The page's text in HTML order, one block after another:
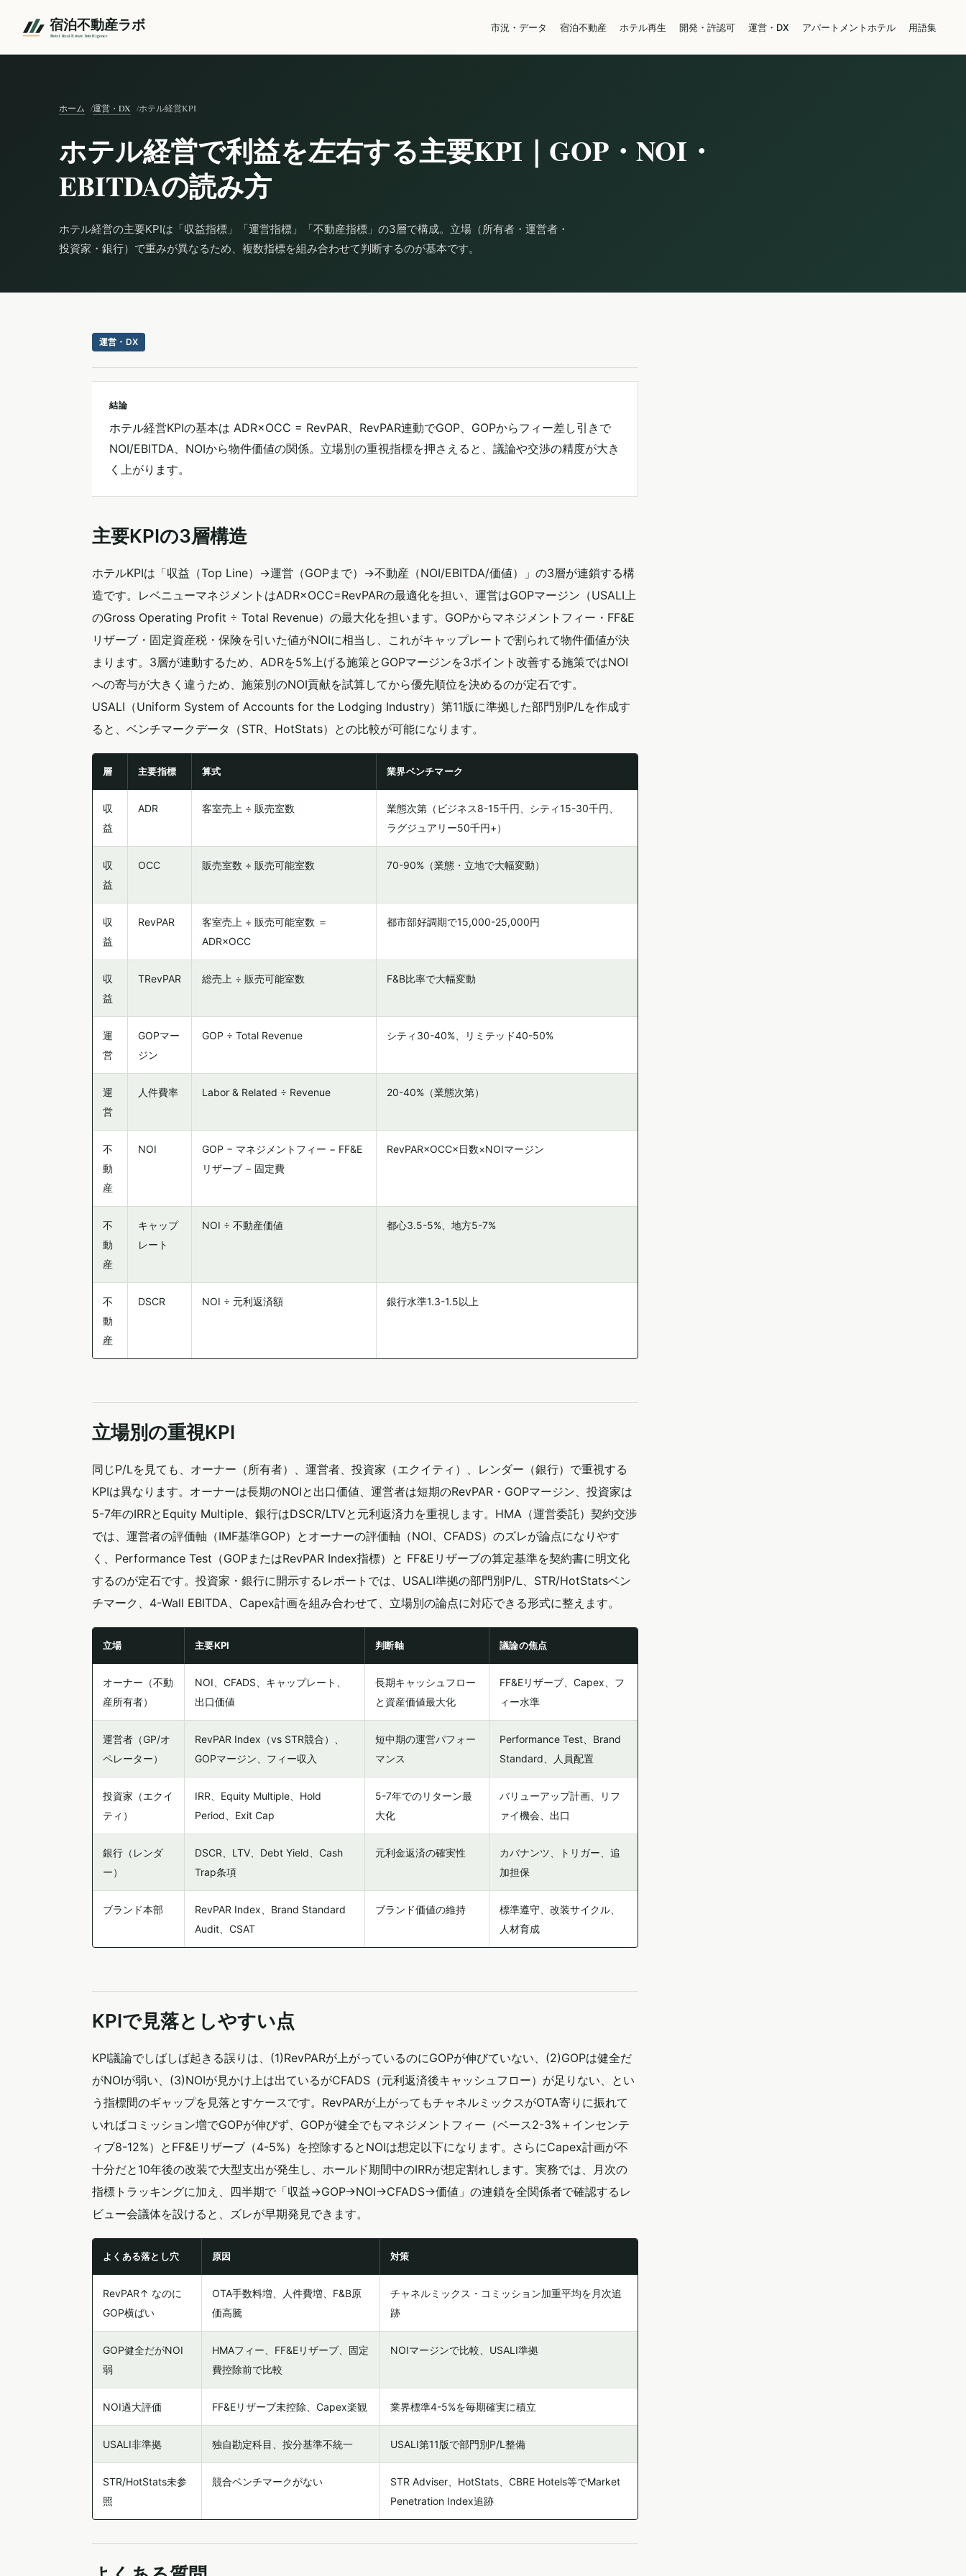
市況・データ 宿泊不動産 ホテル再生 開発・許認可 運営・DX アパートメントホテル 用語集
ホーム 運営・DX ホテル経営KPI
ホテル経営で利益を左右する主要KPI｜GOP・NOI・
EBITDAの読み方
ホテル経営の主要KPIは「収益指標」「運営指標」「不動産指標」の3層で構成。立場（所有者・運営者・
投資家・銀行）で重みが異なるため、複数指標を組み合わせて判断するのが基本です。
運営・DX
結論
ホテル経営KPIの基本は ADR×OCC = RevPAR、RevPAR連動でGOP、GOPからフィー差し引きで
NOI/EBITDA、NOIから物件価値の関係。立場別の重視指標を押さえると、議論や交渉の精度が大き
く上がります。
主要KPIの3層構造
ホテルKPIは「収益（Top Line）→運営（GOPまで）→不動産（NOI/EBITDA/価値）」の3層が連鎖する構
造です。レベニューマネジメントはADR×OCC=RevPARの最適化を担い、運営はGOPマージン（USALI上
のGross Operating Profit ÷ Total Revenue）の最大化を担います。GOPからマネジメントフィー・FF&E
リザーブ・固定資産税・保険を引いた値がNOIに相当し、これがキャップレートで割られて物件価値が決
まります。3層が連動するため、ADRを5%上げる施策とGOPマージンを3ポイント改善する施策ではNOI
への寄与が大きく違うため、施策別のNOI貢献を試算してから優先順位を決めるのが定石です。
USALI（Uniform System of Accounts for the Lodging Industry）第11版に準拠した部門別P/Lを作成す
ると、ベンチマークデータ（STR、HotStats）との比較が可能になります。
層 主要指標 算式 業界ベンチマーク
収
益
ADR 客室売上 ÷ 販売室数
業態次第（ビジネス8-15千円、シティ15-30千円、
ラグジュアリー50千円+）
収
益
OCC 販売室数 ÷ 販売可能室数 70-90%（業態・立地で大幅変動）
収
益
RevPAR
客室売上 ÷ 販売可能室数 ＝
ADR×OCC
都市部好調期で15,000-25,000円
収
益
TRevPAR 総売上 ÷ 販売可能室数 F&B比率で大幅変動
運
営
GOPマー
ジン
GOP ÷ Total Revenue シティ30-40%、リミテッド40-50%
運
営
人件費率 Labor & Related ÷ Revenue 20-40%（業態次第）
不
動
産
NOI
GOP − マネジメントフィー − FF&E
リザーブ − 固定費
RevPAR×OCC×日数×NOIマージン
不
動
産
キャップ
レート
NOI ÷ 不動産価値 都心3.5-5%、地方5-7%
不
動
産
DSCR NOI ÷ 元利返済額 銀行水準1.3-1.5以上
立場別の重視KPI
同じP/Lを見ても、オーナー（所有者）、運営者、投資家（エクイティ）、レンダー（銀行）で重視する
KPIは異なります。オーナーは長期のNOIと出口価値、運営者は短期のRevPAR・GOPマージン、投資家は
5-7年のIRRとEquity Multiple、銀行はDSCR/LTVと元利返済力を重視します。HMA（運営委託）契約交渉
では、運営者の評価軸（IMF基準GOP）とオーナーの評価軸（NOI、CFADS）のズレが論点になりやす
く、Performance Test（GOPまたはRevPAR Index指標）と FF&Eリザーブの算定基準を契約書に明文化
するのが定石です。投資家・銀行に開示するレポートでは、USALI準拠の部門別P/L、STR/HotStatsベン
チマーク、4-Wall EBITDA、Capex計画を組み合わせて、立場別の論点に対応できる形式に整えます。
立場 主要KPI 判断軸 議論の焦点
オーナー（不動
産所有者）
NOI、CFADS、キャップレート、
出口価値
長期キャッシュフロー
と資産価値最大化
FF&Eリザーブ、Capex、フ
ィー水準
運営者（GP/オ
ペレーター）
RevPAR Index（vs STR競合）、
GOPマージン、フィー収入
短中期の運営パフォー
マンス
Performance Test、Brand
Standard、人員配置
投資家（エクイ
ティ）
IRR、Equity Multiple、Hold
Period、Exit Cap
5-7年でのリターン最
大化
バリューアップ計画、リフ
ァイ機会、出口
銀行（レンダ
ー）
DSCR、LTV、Debt Yield、Cash
Trap条項
元利金返済の確実性
カバナンツ、トリガー、追
加担保
ブランド本部
RevPAR Index、Brand Standard
Audit、CSAT
ブランド価値の維持
標準遵守、改装サイクル、
人材育成
KPIで見落としやすい点
KPI議論でしばしば起きる誤りは、(1)RevPARが上がっているのにGOPが伸びていない、(2)GOPは健全だ
がNOIが弱い、(3)NOIが見かけ上は出ているがCFADS（元利返済後キャッシュフロー）が足りない、とい
う指標間のギャップを見落とすケースです。RevPARが上がってもチャネルミックスがOTA寄りに振れて
いればコミッション増でGOPが伸びず、GOPが健全でもマネジメントフィー（ベース2-3%＋インセンテ
ィブ8-12%）とFF&Eリザーブ（4-5%）を控除するとNOIは想定以下になります。さらにCapex計画が不
十分だと10年後の改装で大型支出が発生し、ホールド期間中のIRRが想定割れします。実務では、月次の
指標トラッキングに加え、四半期で「収益→GOP→NOI→CFADS→価値」の連鎖を全関係者で確認するレ
ビュー会議体を設けると、ズレが早期発見できます。
よくある落とし穴 原因 対策
RevPAR↑ なのに
GOP横ばい
OTA手数料増、人件費増、F&B原
価高騰
チャネルミックス・コミッション加重平均を月次追
跡
GOP健全だがNOI
弱
HMAフィー、FF&Eリザーブ、固定
費控除前で比較
NOIマージンで比較、USALI準拠
NOI過大評価 FF&Eリザーブ未控除、Capex楽観 業界標準4-5%を毎期確実に積立
USALI非準拠 独自勘定科目、按分基準不統一 USALI第11版で部門別P/L整備
STR/HotStats未参
照
競合ベンチマークがない
STR Adviser、HotStats、CBRE Hotels等でMarket
Penetration Index追跡